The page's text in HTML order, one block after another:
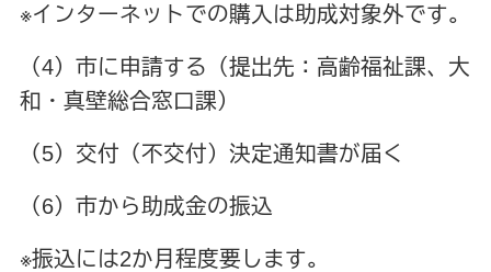
※インターネットでの購入は助成対象外です。
（4）市に申請する（提出先：高齢福祉課、大
和・真壁総合窓口課）
（5）交付（不交付）決定通知書が届く
（6）市から助成金の振込
※振込には2か月程度要します。